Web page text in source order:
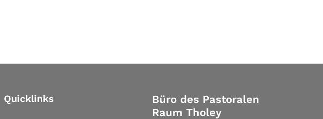
Quicklinks
Büro des Pastoralen
Raum Tholey